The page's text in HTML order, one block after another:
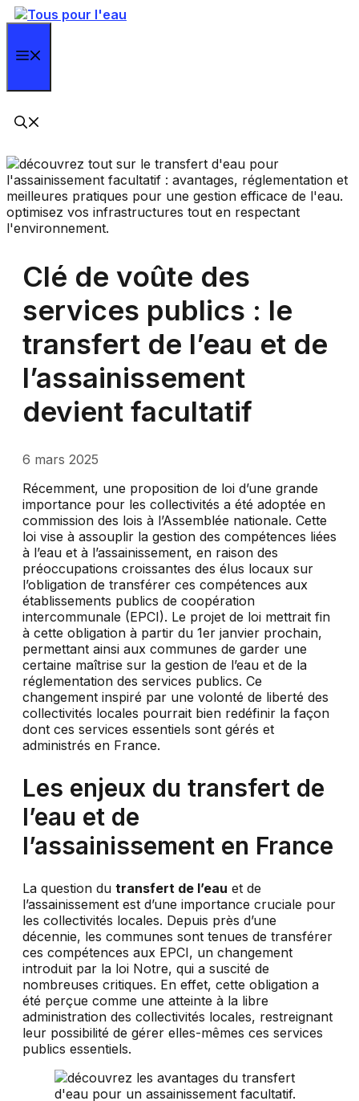
Aller
Clé de voûte des
services publics : le
transfert de l’eau et de
l’assainissement
devient facultatif
6 mars 2025
Récemment, une proposition de loi d’une grande
importance pour les collectivités a été adoptée en
commission des lois à l’Assemblée nationale. Cette
loi vise à assouplir la gestion des compétences liées
à l’eau et à l’assainissement, en raison des
préoccupations croissantes des élus locaux sur
l’obligation de transférer ces compétences aux
établissements publics de coopération
intercommunale (EPCI). Le projet de loi mettrait fin
à cette obligation à partir du 1er janvier prochain,
permettant ainsi aux communes de garder une
certaine maîtrise sur la gestion de l’eau et de la
réglementation des services publics. Ce
changement inspiré par une volonté de liberté des
collectivités locales pourrait bien redéfinir la façon
dont ces services essentiels sont gérés et
administrés en France.
Les enjeux du transfert de
l’eau et de
l’assainissement en France
La question du transfert de l’eau et de
l’assainissement est d’une importance cruciale pour
les collectivités locales. Depuis près d’une
décennie, les communes sont tenues de transférer
ces compétences aux EPCI, un changement
introduit par la loi Notre, qui a suscité de
nombreuses critiques. En effet, cette obligation a
été perçue comme une atteinte à la libre
administration des collectivités locales, restreignant
leur possibilité de gérer elles-mêmes ces services
publics essentiels.